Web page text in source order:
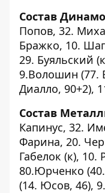
Состав
Попов, 32.
Бражко, 10.
29. Буяльский
9.Волошин (77.
Диалло, 90+2),
Состав
Капинус, 32.
Фарина, 20.
Габелок (к), 10.
80.Юрченко
(14. Юсов, 46),